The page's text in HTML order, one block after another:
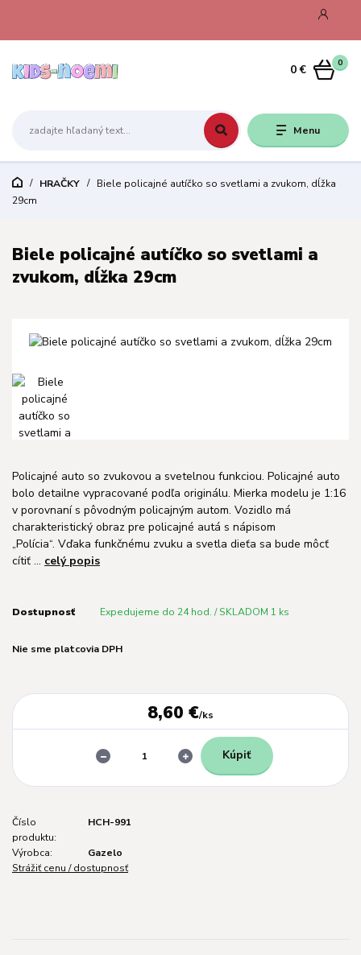
Menu
0
0 €
HRAČKY
Biele policajné autíčko so svetlami a zvukom, dĺžka
29cm
Biele policajné autíčko so svetlami a
zvukom, dĺžka 29cm
Policajné auto so zvukovou a svetelnou funkciou. Policajné auto
bolo detailne vypracované podľa originálu. Mierka modelu je 1:16
v porovnaní s pôvodným policajným autom. Vozidlo má
charakteristický obraz pre policajné autá s nápisom
„Polícia“. Vďaka funkčnému zvuku a svetla dieťa sa bude môcť
cítiť ... celý popis
Dostupnosť Expedujeme do 24 hod. / SKLADOM 1 ks
Nie sme platcovia DPH
8,60 €/ks
Kúpiť
Číslo
produktu:
HCH-991
Výrobca:
Gazelo
Strážiť cenu / dostupnosť